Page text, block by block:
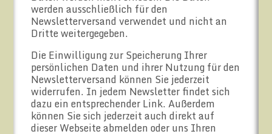
werden ausschließlich für den
Newsletterversand verwendet und nicht an
Dritte weitergegeben.
Die Einwilligung zur Speicherung Ihrer
persönlichen Daten und ihrer Nutzung für den
Newsletterversand können Sie jederzeit
widerrufen. In jedem Newsletter findet sich
dazu ein entsprechender Link. Außerdem
können Sie sich jederzeit auch direkt auf
dieser Webseite abmelden oder uns Ihren